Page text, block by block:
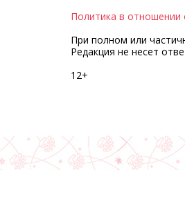
Политика в отношении
При полном или
Редакция не несет
12+